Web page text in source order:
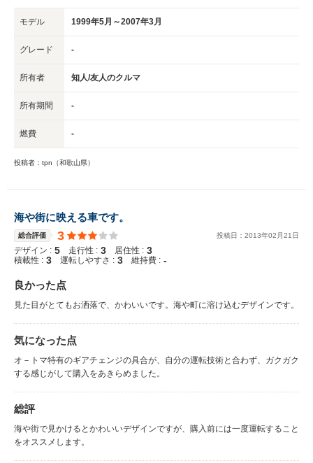
モデル 1999年5月～2007年3月
グレード -
所有者 知人/友人のクルマ
所有期間 -
燃費 -
投稿者：tpn（和歌山県）
海や街に映える車です。
総合評価 3 投稿日： 2013年02 月21 日
デザイン : 5 走行性 : 3 居住性 : 3
積載性 : 3 運転しやすさ : 3 維持費 : -
良かった点
見た目がとてもお洒落で、かわいいです。海や町に溶け込むデザインです。
気になった点
オ－トマ特有のギアチェンジの具合が、自分の運転技術と合わず、ガクガク
する感じがして購入をあきらめました。
総評
海や街で見かけるとかわいいデザインですが、購入前には一度運転すること
をオススメします。